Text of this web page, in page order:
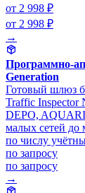
от 2 998 ₽
от 2 998 ₽
→
Программно-
Generation
Готовый шлюз
Traffic Inspector
DEPO,
малых сетей до
по числу
по запросу
по запросу
→